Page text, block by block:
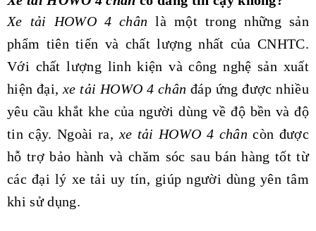
Xe tải HOWO 4 chân là một trong những sản
phẩm tiên tiến và chất lượng nhất của CNHTC.
Với chất lượng linh kiện và công nghệ sản xuất
hiện đại, xe tải HOWO 4 chân đáp ứng được nhiều
yêu cầu khắt khe của người dùng về độ bền và độ
tin cậy. Ngoài ra, xe tải HOWO 4 chân còn được
hỗ trợ bảo hành và chăm sóc sau bán hàng tốt từ
các đại lý xe tải uy tín, giúp người dùng yên tâm
khi sử dụng.